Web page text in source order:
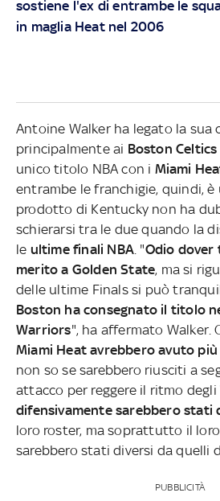
sostiene l'ex di entrambe le
in maglia Heat nel 2006
Antoine Walker ha legato la sua
principalmente ai Boston Celtics
unico titolo NBA con i Miami
entrambe le franchigie, quindi, è
prodotto di Kentucky non ha
schierarsi tra le due quando la
le ultime finali NBA . "Odio dover
merito a Golden State, ma si
delle ultime Finals si può
Boston ha consegnato il titolo
Warriors", ha affermato Walker.
Miami Heat avrebbero avuto
non so se sarebbero riusciti a
attacco per reggere il ritmo degli
difensivamente sarebbero stati
loro roster, ma soprattutto il loro
sarebbero stati diversi da quelli
PUBBLICITÀ